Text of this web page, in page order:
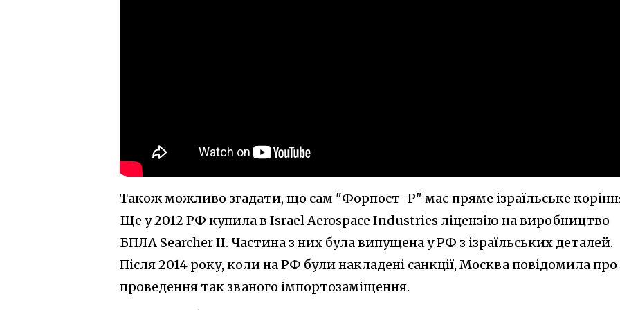
Також можливо згадати, що сам "Форпост-Р" має пряме ізраїльське
Ще у 2012 РФ купила в Israel Aerospace Industries ліцензію на виробництво
БПЛА Searcher II. Частина з них була випущена у РФ з ізраїльських деталей.
Після 2014 року, коли на РФ були накладені санкції, Москва повідомила про
проведення так званого імпортозаміщення.